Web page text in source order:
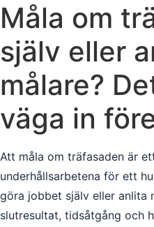
Måla om
själv eller
målare?
väga in
Att måla om träfasaden är
underhållsarbetena för ett
göra jobbet själv eller anlita
slutresultat, tidsåtgång och